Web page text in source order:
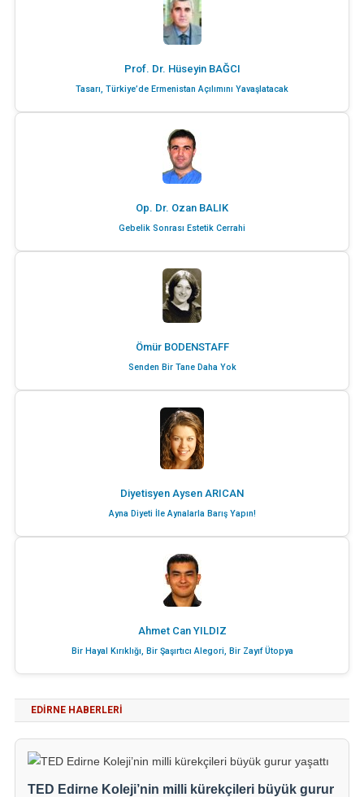
Prof. Dr. Hüseyin BAĞCI
Tasarı, Türkiye’de Ermenistan Açılımını Yavaşlatacak
Op. Dr. Ozan BALIK
Gebelik Sonrası Estetik Cerrahi
Ömür BODENSTAFF
Senden Bir Tane Daha Yok
Diyetisyen Aysen ARICAN
Ayna Diyeti İle Aynalarla Barış Yapın!
Ahmet Can YILDIZ
Bir Hayal Kırıklığı, Bir Şaşırtıcı Alegori, Bir Zayıf Ütopya
EDIRNE HABERLERI
TED Edirne Koleji’nin milli kürekçileri büyük gurur